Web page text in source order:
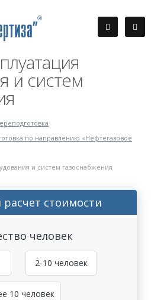
и систем
по направлению «Нефтегазовое
и систем газоснабжения
стоимости
человек
2-10 человек
10 человек